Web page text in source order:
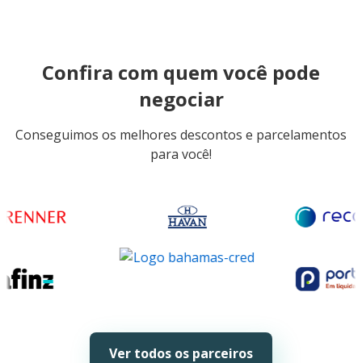
Confira com quem você pode
negociar
Conseguimos os melhores descontos e parcelamentos
para você!
Ver todos os parceiros